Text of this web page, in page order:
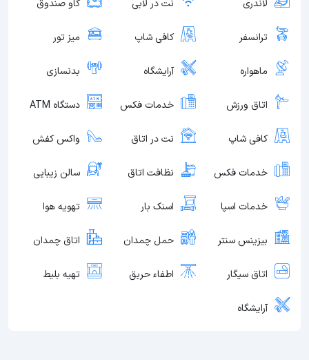
لاندری نت در لابی گاو صندوق
ترانسفر کافی شاپ میز تور
ماهواره آرایشگاه بدنسازی
اتاق ورزش خدمات فکس دستگاه ATM
کافی شاپ نت در اتاق واکس کفش
خدمات فکس نظافت اتاق سالن زیبایی
خدمات اسپا اسنک بار تهویه هوا
بیزینس سنتر حمل چمدان اتاق چمدان
اتاق سیگار اطفاء حریق تهیه بلیط
آرایشگاه